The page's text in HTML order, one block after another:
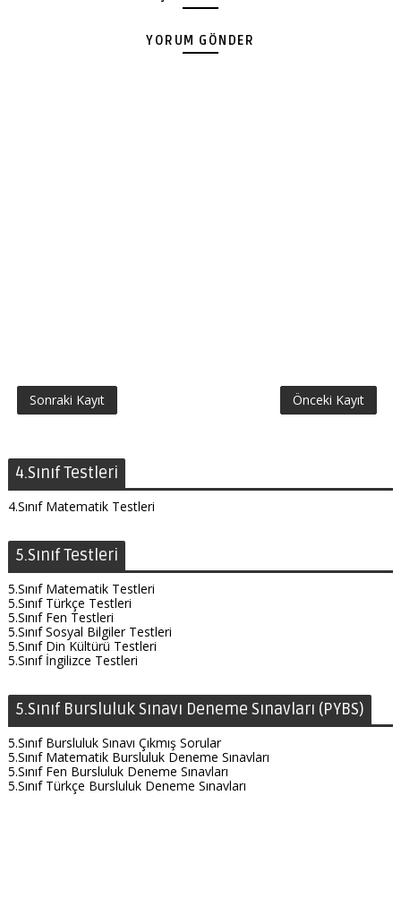
YORUM GÖNDER
Sonraki Kayıt Önceki Kayıt
4.Sınıf Testleri
4.Sınıf Matematik Testleri
5.Sınıf Testleri
5.Sınıf Matematik Testleri
5.Sınıf Türkçe Testleri
5.Sınıf Fen Testleri
5.Sınıf Sosyal Bilgiler Testleri
5.Sınıf Din Kültürü Testleri
5.Sınıf İngilizce Testleri
5.Sınıf Bursluluk Sınavı Deneme Sınavları (PYBS)
5.Sınıf Bursluluk Sınavı Çıkmış Sorular
5.Sınıf Matematik Bursluluk Deneme Sınavları
5.Sınıf Fen Bursluluk Deneme Sınavları
5.Sınıf Türkçe Bursluluk Deneme Sınavları